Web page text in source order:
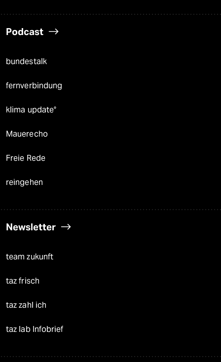
Podcast
bundestalk
fernverbindung
klima update°
Mauerecho
Freie Rede
reingehen
Newsletter
team zukunft
taz frisch
taz zahl ich
taz lab Infobrief